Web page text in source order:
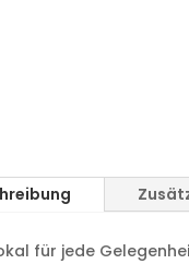
für jede